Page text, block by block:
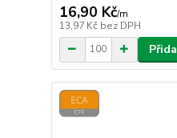
16,90 Kč/m
13,97 Kč bez DPH